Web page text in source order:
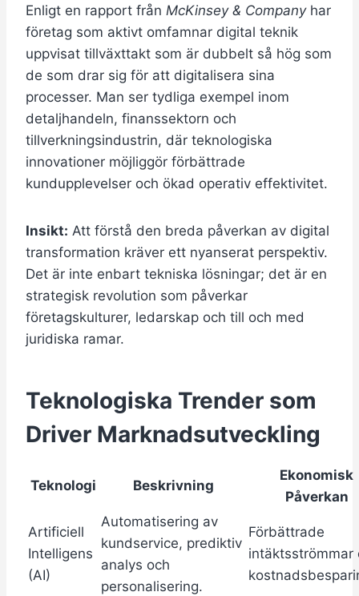
Enligt en rapport från McKinsey & Companyhar
företag som aktivt omfamnar digital teknik
uppvisat tillväxttakt som är dubbelt så hög som
de som drar sig för att digitalisera sina
processer. Man ser tydliga exempel inom
detaljhandeln, finanssektorn och
tillverkningsindustrin, där teknologiska
innovationer möjliggör förbättrade
kundupplevelser och ökad operativ effektivitet.
Insikt: Att förstå den breda påverkan av digital
transformation kräver ett nyanserat perspektiv.
Det är inte enbart tekniska lösningar; det är en
strategisk revolution som påverkar
företagskulturer, ledarskap och till och med
juridiska ramar.
Teknologiska Trender som
Driver Marknadsutveckling
Teknologi Beskrivning
Ekonomisk
Påverkan
Artificiell
Intelligens
(AI)
Automatisering av
kundservice, prediktiv
analys och
personalisering.
Förbättrade
intäktsströmmar